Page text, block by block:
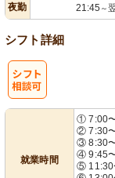
夜勤 21:45 ～
シフト詳細
就業時間
① 7:00
② 7:30
③ 8:30
④ 9:45
⑤ 11:30